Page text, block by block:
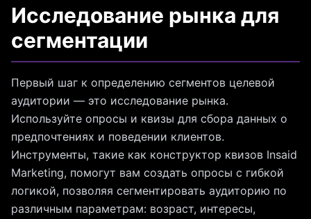
Исследование рынка для
сегментации
Первый шаг к определению сегментов целевой
аудитории — это исследование рынка.
Используйте опросы и квизы для сбора данных о
предпочтениях и поведении клиентов.
Инструменты, такие как конструктор квизов Insaid
Marketing, помогут вам создать опросы с гибкой
логикой, позволяя сегментировать аудиторию по
различным параметрам: возраст, интересы,